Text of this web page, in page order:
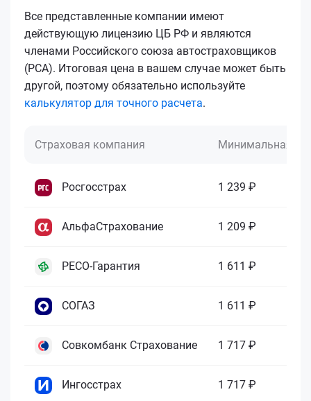
Все представленные компании имеют
действующую лицензию ЦБ РФ и являются
членами Российского союза автостраховщиков
(РСА). Итоговая цена в вашем случае может быть
другой, поэтому обязательно используйте
калькулятор для точного расчета.
Страховая компания Минимальная
Росгосстрах 1 239 ₽
АльфаСтрахование 1 209 ₽
РЕСО-Гарантия 1 611 ₽
СОГАЗ 1 611 ₽
Совкомбанк Страхование 1 717 ₽
Ингосстрах 1 717 ₽